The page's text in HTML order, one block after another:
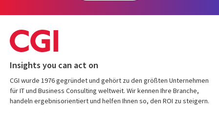
Insights you can act on
CGI wurde 1976 gegründet und gehört zu den größten Unternehmen
für IT und Business Consulting weltweit. Wir kennen Ihre Branche,
handeln ergebnisorientiert und helfen Ihnen so, den ROI zu steigern.